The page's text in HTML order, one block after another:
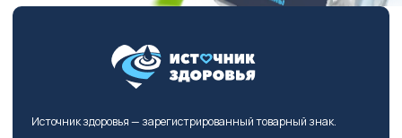
Источник здоровья — зарегистрированный товарный знак.